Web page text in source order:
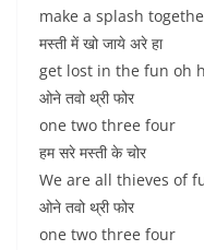
make a splash
मस्ती में खो जाये अरे हा
get lost in the fun oh
ओने तवो थ्री फोर
one two three four
हम सरे मस्ती के चोर
We are all thieves of
ओने तवो थ्री फोर
one two three four